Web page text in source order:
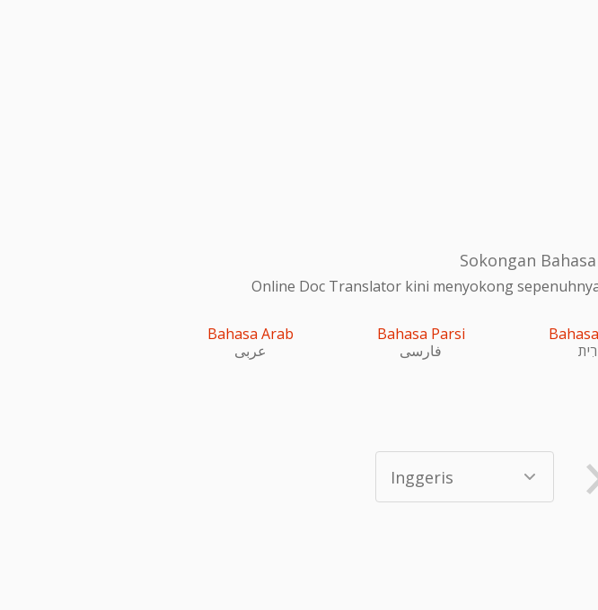
Sokongan
Online Doc Translator kini menyokong
Bahasa Arab
عربى
Bahasa Parsi
فارسی